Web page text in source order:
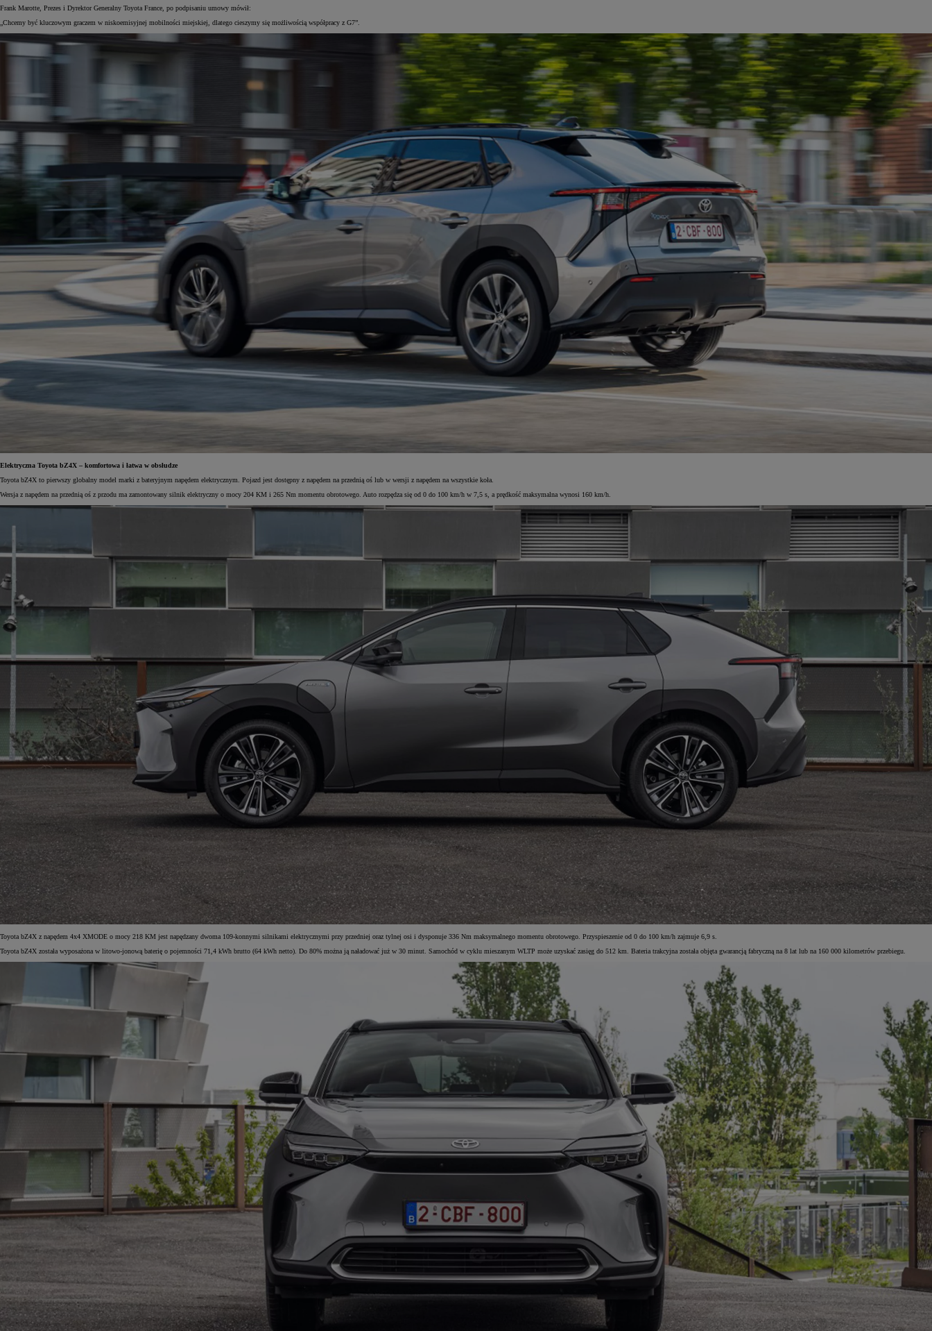
Yaris Cross
HYBRID
Od105 300 zł
Corolla Hatchback
HYBRID
Frank Marotte, Prezes i Dyrektor Generalny Toyota France, po podpisaniu umowy mówił:
„Chcemy być kluczowym graczem w niskoemisyjnej mobilności miejskiej, dlatego cieszymy się możliwością współpracy z G7”.
Elektryczna Toyota bZ4X – komfortowa i łatwa w obsłudze
Toyota bZ4X to pierwszy globalny model marki z bateryjnym napędem elektrycznym. Pojazd jest dostępny z napędem na przednią oś lub w wersji z napędem na wszystkie koła.
Wersja z napędem na przednią oś z przodu ma zamontowany silnik elektryczny o mocy 204 KM i 265 Nm momentu obrotowego. Auto rozpędza się od 0 do 100 km/h w 7,5 s, a prędkość maksymalna wynosi 160 km/h.
Toyota bZ4X z napędem 4x4 XMODE o mocy 218 KM jest napędzany dwoma 109-konnymi silnikami elektrycznymi przy przedniej oraz tylnej osi i dysponuje 336 Nm maksymalnego momentu obrotowego. Przyspieszenie od 0 do 100 km/h zajmuje 6,9 s.
Toyota bZ4X została wyposażona w litowo-jonową baterię o pojemności 71,4 kWh brutto (64 kWh netto). Do 80% można ją naładować już w 30 minut. Samochód w cyklu mieszanym WLTP może uzyskać zasięg do 512 km. Bateria trakcyjna została objęta gwarancją fabryczną na 8 lat lub na 160 000 kilometrów przebiegu.